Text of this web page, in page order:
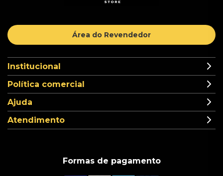
Área do Revendedor
Institucional
Política comercial
Ajuda
Atendimento
Formas de pagamento